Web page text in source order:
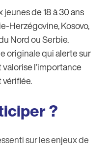
jeunes de 18 à 30 ans
Herzégovine, Kosovo,
Nord ou Serbie.
originale qui alerte sur
l’importance
vérifiée.
?
sur les enjeux de